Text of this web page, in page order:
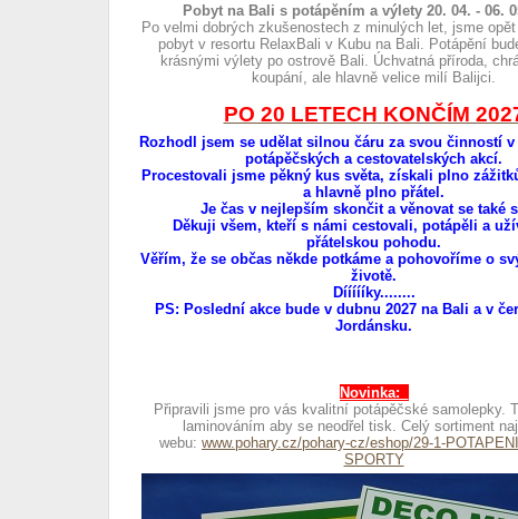
Pobyt na Bali s potápěním a výlety 20. 04. - 06.
Po velmi dobrých zkušenostech z minulých let, jsme
pobyt v resortu RelaxBali v Kubu na Bali. Potápění
krásnými výlety po ostrově Bali. Úchvatná příroda,
koupání, ale hlavně velice milí Balijci.
PO 20 LETECH KONČÍM
Rozhodl jsem se udělat silnou čáru za svou činností
potápěčských a cestovatelských akcí.
Procestovali jsme pěkný kus světa, získali plno
a hlavně plno přátel.
Je čas v nejlepším skončit a věnovat se také
Děkuji všem, kteří s námi cestovali, potápěli a
přátelskou pohodu.
Věřím, že se občas někde potkáme a pohovoříme o
životě.
Díííííky........
PS: Poslední akce bude v dubnu 2027 na Bali a v
Jordánsku.
Novinka:
Připravili jsme pro vás kvalitní potápěčské samolepky.
laminováním aby se neodřel tisk. Celý sortiment
webu: www.pohary.cz/pohary-cz/eshop/29-1-
SPORTY